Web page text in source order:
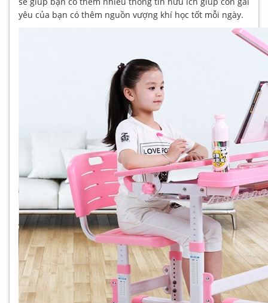
yêu của bạn có thêm nguồn vượng khí học tốt mỗi ngày.